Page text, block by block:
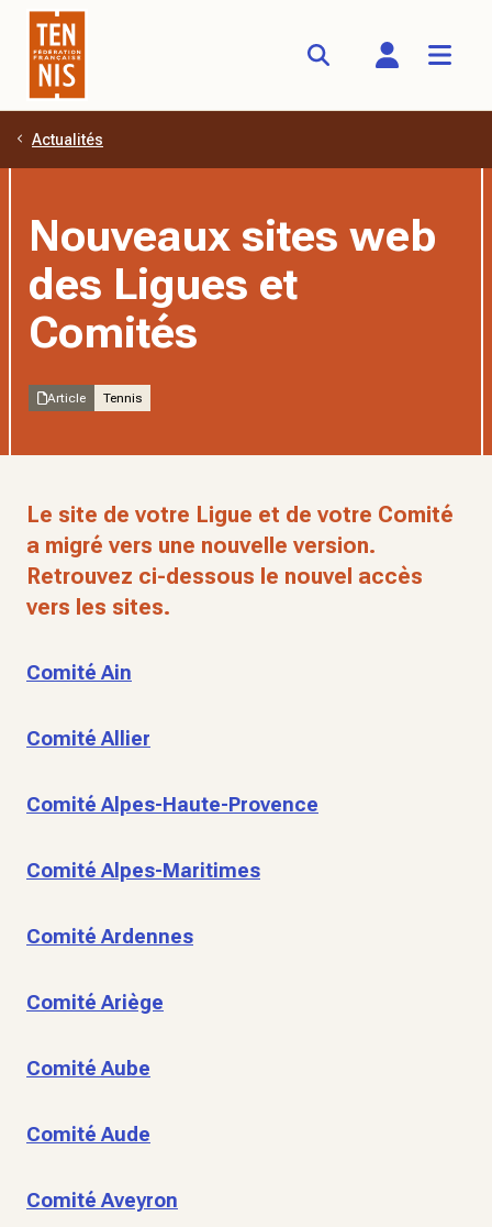
Aller au contenu principal
Actualités
Nouveaux sites web
des Ligues et
Comités
Article Tennis
Le site de votre Ligue et de votre Comité
a migré vers une nouvelle version.
Retrouvez ci-dessous le nouvel accès
vers les sites.
Comité Ain
Comité Allier
Comité Alpes-Haute-Provence
Comité Alpes-Maritimes
Comité Ardennes
Comité Ariège
Comité Aube
Comité Aude
Comité Aveyron